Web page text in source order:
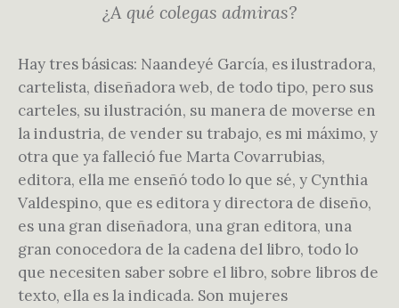
¿A qué colegas admiras?
Hay tres básicas: Naandeyé García, es ilustradora,
cartelista, diseñadora web, de todo tipo, pero sus
carteles, su ilustración, su manera de moverse en
la industria, de vender su trabajo, es mi máximo, y
otra que ya falleció fue Marta Covarrubias,
editora, ella me enseñó todo lo que sé, y Cynthia
Valdespino, que es editora y directora de diseño,
es una gran diseñadora, una gran editora, una
gran conocedora de la cadena del libro, todo lo
que necesiten saber sobre el libro, sobre libros de
texto, ella es la indicada. Son mujeres